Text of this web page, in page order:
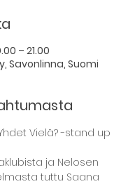
– 21.00
Savonlinna, Suomi
Vielä? -stand up
ja Nelosen
tuttu Saana